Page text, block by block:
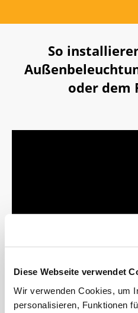
Diese Webseite verwendet
Wir verwenden Cookies, um
personalisieren, Funktionen
So
oder dem